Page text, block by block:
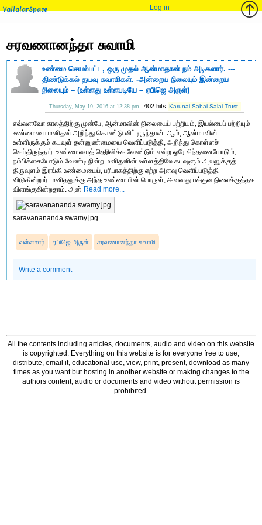
VallalarSpace Log in
சரவணானந்தா சுவாமி
உண்மை செயல்பட்ட, ஒரு முதல் ஆன்மாதான் நம் அடிகளார். ---
திண்டுக்கல் தயவு சுவாமிகள். -அன்றைய நிலையும் இன்றைய
நிலையும் – (உள்ளது உள்ளபடியே – ஏபிஜெ அருள்)
Thursday, May 19, 2016 at 12:38 pm 402 hits Karunai Sabai-Salai Trust.
எவ்வளவோ காலத்திற்கு முன்பே, ஆன்மாவின் நிலையைப் பற்றியும், இயல்பைப் பற்றியும்
உண்மையை மனிதன் அறிந்து கொண்டு விட்டிருந்தான். ஆம், ஆன்மாவின்
உள்ளிருக்கும் கடவுள் தன்னுண்மையை வெளிப்படுத்தி, அறிந்து கொள்ளச்
செய்திருந்தார். உண்மையைத் தெரிவிக்க வேண்டும் என்ற ஒரே சிந்தனையோடும்,
நம்பிக்கையோடும் வேண்டி நின்ற மனிதனின் உள்ளத்திலே கடவுளும் அவனுக்குத்
திருவுளம் இரங்கி உண்மையைப், பரிபாகத்திற்கு ஏற்ற அளவு வெளிப்படுத்தி
விடுகின்றார். மனிதனுக்கு அந்த உண்மையின் பொருள், அவனது பக்குவ நிலைக்குத்தக
விளங்குகின்றதாம். அன் Read more...
saravanananda swamy.jpg
வள்ளலார் ஏபிஜெ அருள் சரவணானந்தா சுவாமி
Write a comment
All the contents including articles, documents, audio and video on this website
is copyrighted. Everything on this website is for everyone free to use,
distribute, email it, educational use, view, print, present, download as many
times as you want but hosting in another website or making changes to the
authors content, audio or documents and video without permission is
prohibited.